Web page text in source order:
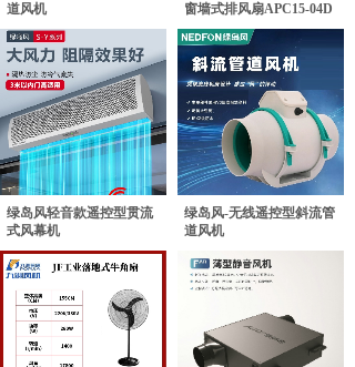
道风机
窗墙式排风扇APC15-04D
绿岛风轻音款遥控型贯流
式风幕机
绿岛风-无线遥控型斜流管
道风机